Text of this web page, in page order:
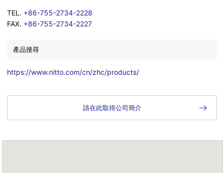
TEL. +86-755-2734-2228
FAX. +86-755-2734-2227
產品搜尋
https://www.nitto.com/cn/zhc/products/
請在此取得公司簡介